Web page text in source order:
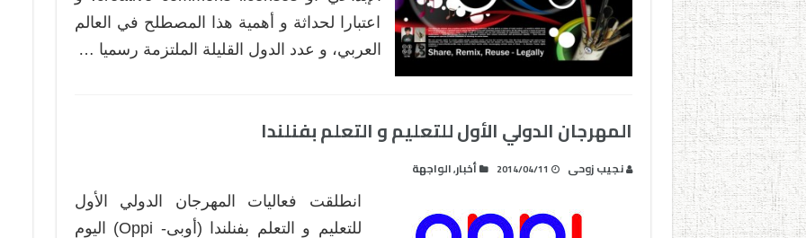
اعتبارا لحداثة و أهمية هذا المصطلح في العالم
العربي، و عدد الدول القليلة الملتزمة رسميا …
المهرجان الدولي الأول للتعليم و التعلم بفنلندا
نجيب زوحى 2014/04/11 أخبار,الواجهة
انطلقت فعاليات المهرجان الدولي الأول
للتعليم و التعلم بفنلندا (أوبى- Oppi) اليوم